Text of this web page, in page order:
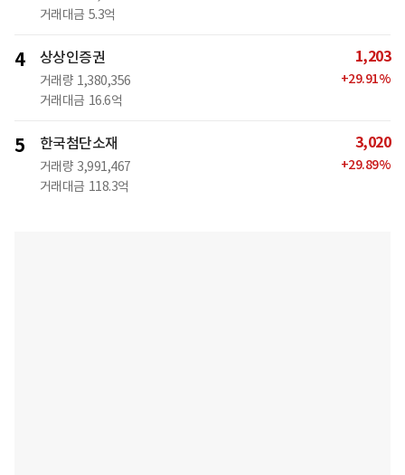
거래대금 5.3억
4 상상인증권
거래량 1,380,356
거래대금 16.6억
1,203
+29.91%
5 한국첨단소재
거래량 3,991,467
거래대금 118.3억
3,020
+29.89%